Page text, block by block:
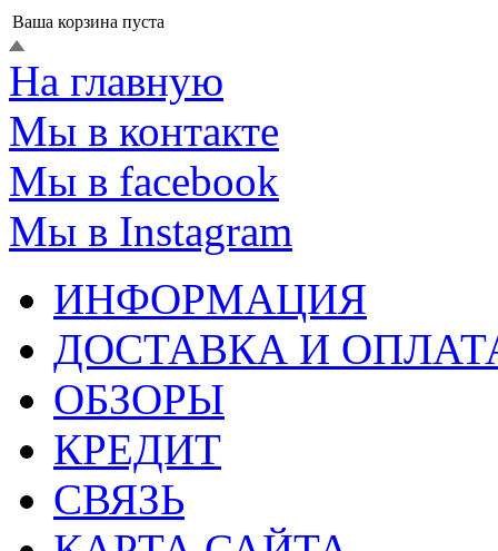
Ваша корзина пуста
На главную
Мы в контакте
Мы в facebook
Мы в Instagram
ИНФОРМАЦИЯ
ДОСТАВКА И
ОБЗОРЫ
КРЕДИТ
СВЯЗЬ